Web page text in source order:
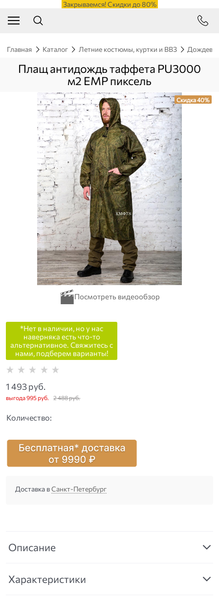
Закрываемся! Скидки до 80%
Главная Каталог Летние костюмы, куртки и ВВЗ
Плащ антидождь таффета PU3000
м2 ЕМР пиксель
Скидка 40%
*Нет в наличии, но у нас
наверняка есть что-то
альтернативное. Свяжитесь с
нами, подберем варианты!
2 488 руб.
1 493 руб.
выгода995 руб.
Количество:
Доставка вСанкт-Петербург
Описание
Характеристики